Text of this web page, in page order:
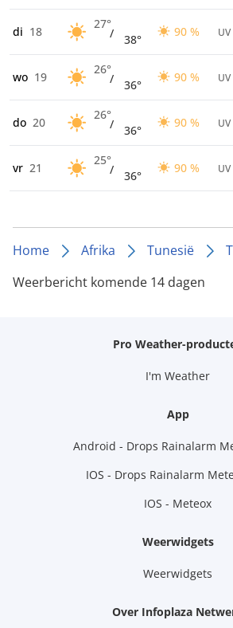
di 18
27°
/ 38°
90 % UV
wo 19
26°
/ 36°
90 % UV
do 20
26°
/ 36°
90 % UV
vr 21
25°
/ 36°
90 % UV
Home Afrika Tunesië
Weerbericht komende 14 dagen
Pro Weather-
I'm Weather
App
Android - Drops Rainalarm
IOS - Drops Rainalarm
IOS - Meteox
Weerwidgets
Weerwidgets
Over Infoplaza